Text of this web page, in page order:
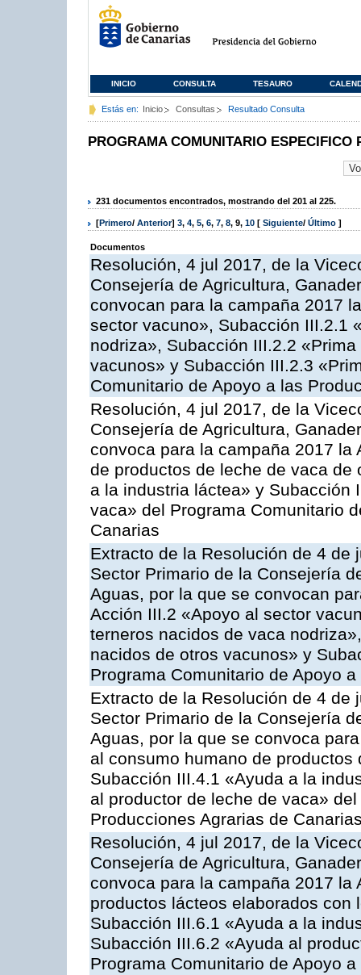
INICIO CONSULTA TESAURO
Estás en: Inicio Consultas Resultado Consulta
PROGRAMA COMUNITARIO ESPECIFICO
231 documentos encontrados, mostrando del 201 al 225.
[Primero/ Anterior] 3, 4, 5, 6, 7, 8, 9, 10 [ Siguiente/ Último ]
Documentos
Resolución, 4 jul 2017, de la
Consejería de Agricultura,
convocan para la campaña 2017
sector vacuno», Subacción III.2.1
nodriza», Subacción III.2.2
vacunos» y Subacción III.2.3
Comunitario de Apoyo a las
Resolución, 4 jul 2017, de la
Consejería de Agricultura,
convoca para la campaña 2017
de productos de leche de vaca
a la industria láctea» y Subacción
vaca» del Programa Comunitario
Canarias
Extracto de la Resolución de 4
Sector Primario de la Consejería
Aguas, por la que se convocan
Acción III.2 «Apoyo al sector
terneros nacidos de vaca
nacidos de otros vacunos» y
Programa Comunitario de Apoyo
Extracto de la Resolución de 4
Sector Primario de la Consejería
Aguas, por la que se convoca
al consumo humano de
Subacción III.4.1 «Ayuda a la
al productor de leche de vaca»
Producciones Agrarias de
Resolución, 4 jul 2017, de la
Consejería de Agricultura,
convoca para la campaña 2017
productos lácteos elaborados
Subacción III.6.1 «Ayuda a la
Subacción III.6.2 «Ayuda al
Programa Comunitario de Apoyo